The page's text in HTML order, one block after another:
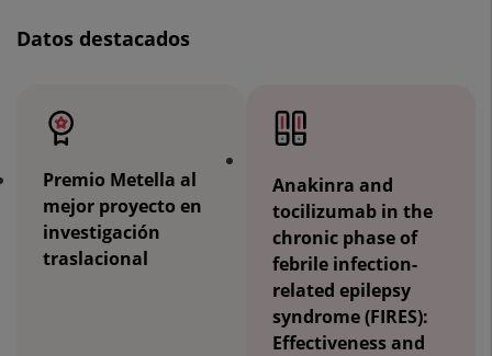
Datos destacados
Premio Metella al
mejor proyecto en
investigación
traslacional
Anakinra and
tocilizumab in the
chronic phase of
febrile infection-
related epilepsy
syndrome (FIRES):
Effectiveness and